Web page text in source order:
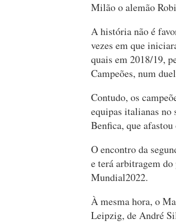
Milão o alemão
A história não é
vezes em que
quais em 2018/19,
Campeões, num
Contudo, os
equipas italianas no
Benfica, que
O encontro da
e terá arbitragem
Mundial2022.
À mesma hora, o
Leipzig, de André